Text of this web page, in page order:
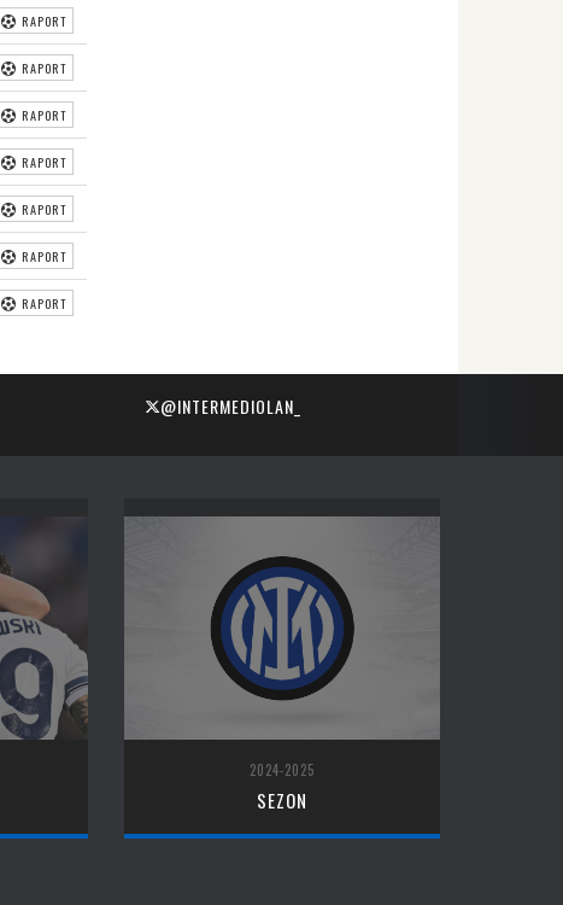
RAPORT
RAPORT
RAPORT
RAPORT
RAPORT
RAPORT
RAPORT
@INTERMEDIOLAN_
2024-2025
SEZON